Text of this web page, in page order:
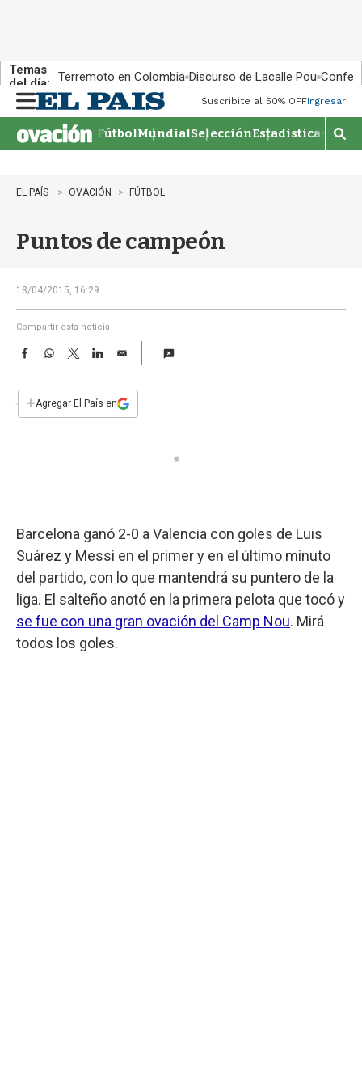
Temas
del día:
Terremoto en Colombia Discurso de Lacalle Pou
n
u
Suscribite al 50% OFFIngresar
FútbolMundialSelecciónEstadisticas
M
o
EL PAÍS OVACIÓN FÚTBOL
Puntos de campeón
18/04/2015, 16:29
Compartir esta noticia
F
e
b
W
s
T
w
t
L
E
i
l
+Agregar El País en
Barcelona ganó 2-0 a Valencia con goles de Luis
Suárez y Messi en el primer y en el último minuto
del partido, con lo que mantendrá su puntero de la
liga. El salteño anotó en la primera pelota que tocó y
se fue con una gran ovación del Camp Nou. Mirá
todos los goles.